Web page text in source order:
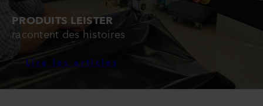
PRODUITS LEISTER
racontent des histoires
Lire les articles